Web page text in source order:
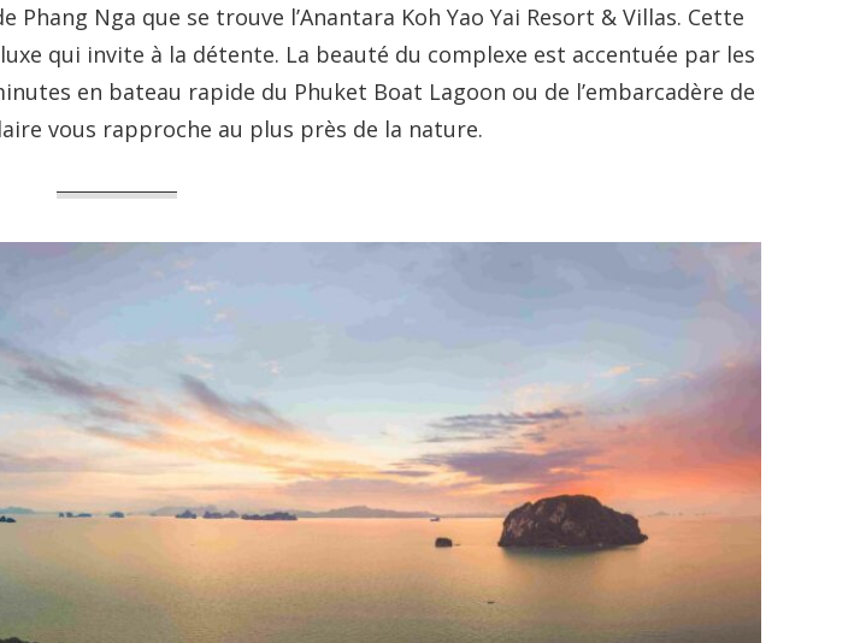
Phang Nga que se trouve l’Anantara Koh Yao Yai Resort & Villas. Cette
qui invite à la détente. La beauté du complexe est accentuée par les
en bateau rapide du Phuket Boat Lagoon ou de l’embarcadère de
vous rapproche au plus près de la nature.